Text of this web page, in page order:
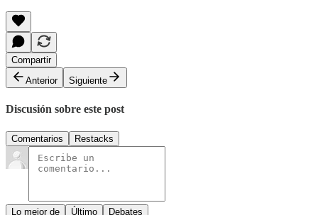
Compartir
Anterior
Siguiente
Discusión sobre este post
Comentarios Restacks
Lo mejor de Último Debates